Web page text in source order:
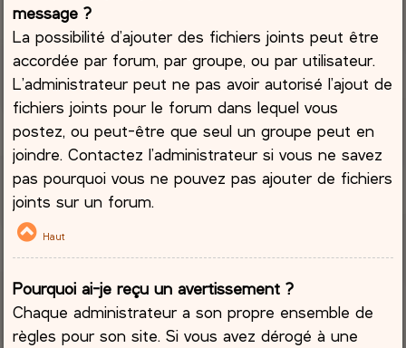
message ?
La possibilité d’ajouter des fichiers joints peut être
accordée par forum, par groupe, ou par utilisateur.
L’administrateur peut ne pas avoir autorisé l’ajout de
fichiers joints pour le forum dans lequel vous
postez, ou peut-être que seul un groupe peut en
joindre. Contactez l’administrateur si vous ne savez
pas pourquoi vous ne pouvez pas ajouter de fichiers
joints sur un forum.
Haut
Pourquoi ai-je reçu un avertissement ?
Chaque administrateur a son propre ensemble de
règles pour son site. Si vous avez dérogé à une